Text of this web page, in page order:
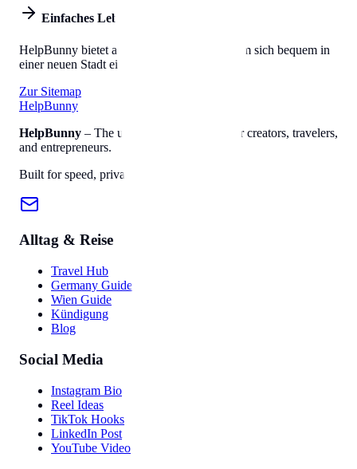
Einfaches Leben
HelpBunny bietet alles, was Sie brauchen, um sich bequem in
einer neuen Stadt einzuleben.
Zur Sitemap
HelpBunny
HelpBunny – The ultimate digital toolkit for creators, travelers,
and entrepreneurs.
Built for speed, privacy, and ease of use.
Alltag & Reise
Travel Hub
Germany Guide
Wien Guide
Kündigung
Blog
Social Media
Instagram Bio
Reel Ideas
TikTok Hooks
LinkedIn Post
YouTube Video